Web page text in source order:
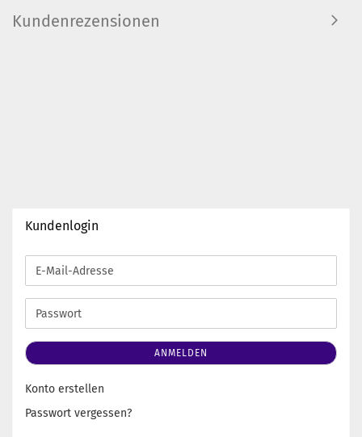
Kundenrezensionen
Kundenlogin
E-
Mail-
Adresse
Passwort
ANMELDEN
Konto erstellen
Passwort vergessen?